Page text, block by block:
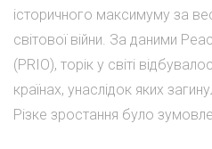
історичного максимуму за
світової війни. За даними
(PRIO), торік у світі
країнах, унаслідок яких
Різке зростання було